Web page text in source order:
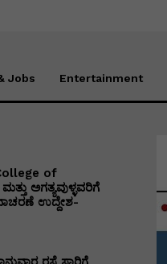
Jobs Entertainment
of
ಅಗತ್ಯವುಳ್ಳವರಿಗೆ
ಉದ್ದೇಶ-